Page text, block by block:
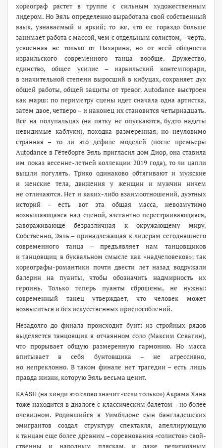
хореограф растет в труппе с сильным художественным
лидером. Но Эяль определенно выработала свой собственный
язык, узнаваемый и яркий; то же, что ее гораздо больше
занимает работа с массой, чем с отдельным солистом, – черта,
усвоенная не только от Нахарина, но от всей общности
израильского современного танца вообще. Дружество,
единство, общее усилие – израильский контемпорари,
в значительной степени выросший в кибуцах, сохраняет дух
общей работы, общей защиты от тревог. Autodance выстроен
как марш: по периметру сцены идет сначала одна артистка,
затем двое, четверо – и наконец их становится четырнадцать.
Все на полупальцах (на пятку не опускаются, будто надеты
невидимые каблуки), походка размеренная, но неуловимо
странная – то ли это дефиле моделей (после премьеры
Autodance в Гётеборге Эяль пригласил дом Диор, она ставила
им показ весенне-­летней коллекции 2019 года), то ли цапли
вышли погулять. Трико одинаково обтягивают и мужские
и женские тела, движения у женщин и мужчин ничем
не отличаются. Нет и ­каких-либо взаимоотношений, дуэтных
историй – есть вот эта общая масса, невозмутимо
возвышающаяся над сценой, элегантно перестраивающаяся,
завораживающе безразличная к окружающему миру.
Собственно, Эяль – принадлежащая к лидерам сегодняшнего
современного танца – предъявляет нам танцовщиков
и танцовщиц в буквальном смысле как «надчеловеков»; так
хореографы-­романтики почти двести лет назад водружали
балерин на пуанты, чтобы обозначить надмирность их
героинь. Только теперь пуанты сброшены, не нужны:
современный танец утверждает, что человек может
возвыситься и без искусственных приспособлений.
Незадолго до финала происходит бунт: из стройных рядов
выделяется танцовщик в отчаянном соло (Максим Севагин),
что прорывает общую размеренную гармонию. Но масса
впитывает в себя бунтовщика – не агрессивно,
но непреклонно. В таком финале нет трагедии – есть лишь
правда жизни, которую Эяль весьма ценит.
KAASH (на хинди это слово значит «если только») Акрама Хана
тоже находится в диалоге с классическим балетом – но более
очевидном. Родившийся в Уимблдоне сын бангладешских
эмигрантов создал структуру спектакля, апеллирующую
к танцам еще более древним – соревнования «солистов» свой­